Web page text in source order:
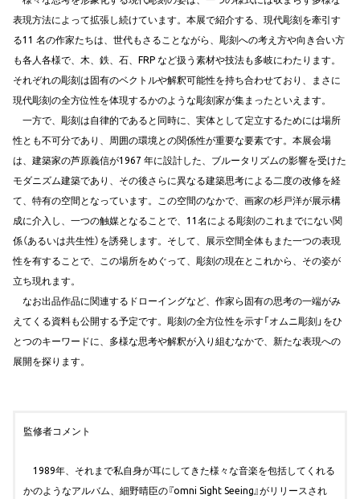
表現方法によって拡張し続けています。本展で紹介する、現代彫刻を牽引す
る11 名の作家たちは、世代もさることながら、彫刻への考え方や向き合い方
も各人各様で、木、鉄、石、FRP など扱う素材や技法も多岐にわたります。
それぞれの彫刻は固有のベクトルや解釈可能性を持ち合わせており、まさに
現代彫刻の全方位性を体現するかのような彫刻家が集まったといえます。
一方で、彫刻は自律的であると同時に、実体として定立するためには場所
性とも不可分であり、周囲の環境との関係性が重要な要素です。本展会場
は、建築家の芦原義信が1967 年に設計した、ブルータリズムの影響を受けた
モダニズム建築であり、その後さらに異なる建築思考による二度の改修を経
て、特有の空間となっています。この空間のなかで、画家の杉戸洋が展示構
成に介入し、一つの触媒となることで、11名による彫刻のこれまでにない関
係（あるいは共生性）を誘発します。そして、展示空間全体もまた一つの表現
性を有することで、この場所をめぐって、彫刻の現在とこれから、その姿が
立ち現れます。
なお出品作品に関連するドローイングなど、作家ら固有の思考の一端がみ
えてくる資料も公開する予定です。彫刻の全方位性を示す「オムニ彫刻」をひ
とつのキーワードに、多様な思考や解釈が入り組むなかで、新たな表現への
展開を探ります。
監修者コメント
1989年、それまで私自身が耳にしてきた様々な音楽を包括してくれる
かのようなアルバム、細野晴臣の『omni Sight Seeing』がリリースされ